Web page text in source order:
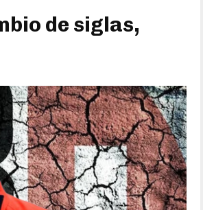
de siglas,